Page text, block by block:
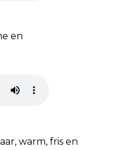
en
warm, fris en